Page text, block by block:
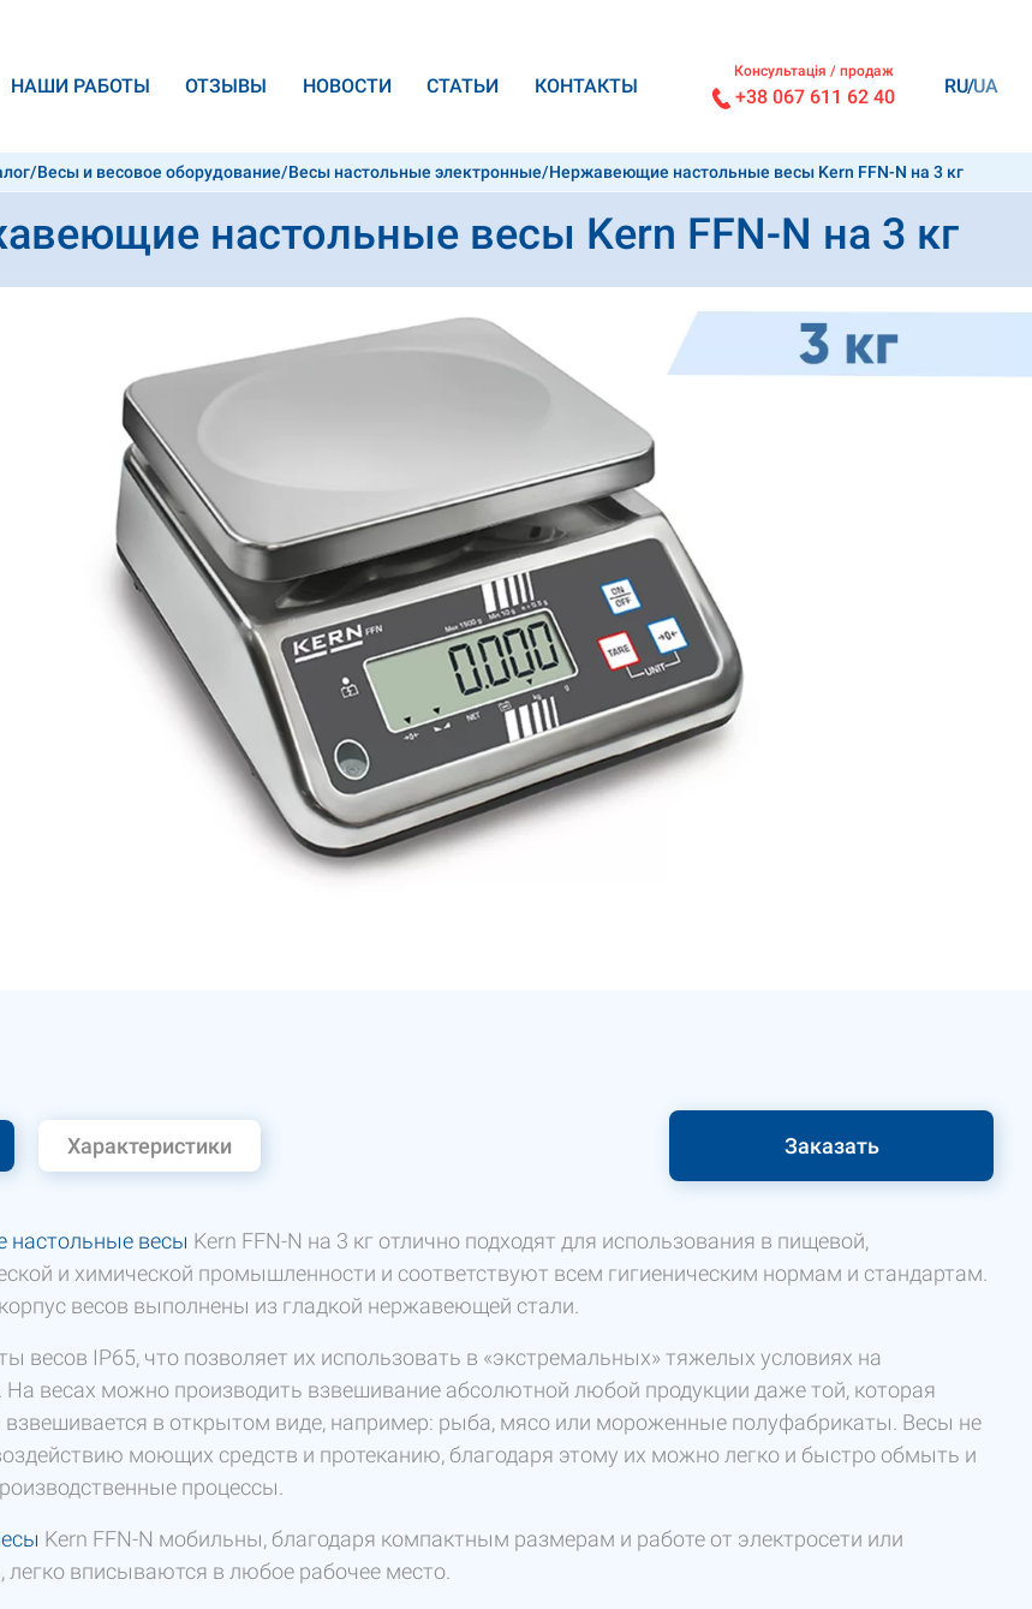
НАШИ РАБОТЫ ОТЗЫВЫ НОВОСТИ CТАТЬИ КОНТАКТЫ
Консультація / продаж
+38 067 611 62 40 RU UA
/Весы и весовое оборудование/Весы настольные электронные/Нержавеющие настольные весы Kern FFN-N на 3 кг
настольные весы Kern FFN-N на 3 кг
Характеристики Заказать
весы Kern FFN-N на 3 кг отлично подходят для использования в пищевой,
и химической промышленности и соответствуют всем гигиеническим нормам и стандартам.
весов выполнены из гладкой нержавеющей стали.
весов IP65, что позволяет их использовать в «экстремальных» тяжелых условиях на
На весах можно производить взвешивание абсолютной любой продукции даже той, которая
взвешивается в открытом виде, например: рыба, мясо или мороженные полуфабрикаты. Весы не
моющих средств и протеканию, благодаря этому их можно легко и быстро обмыть и
процессы.
Kern FFN-N мобильны, благодаря компактным размерам и работе от электросети или
легко вписываются в любое рабочее место.